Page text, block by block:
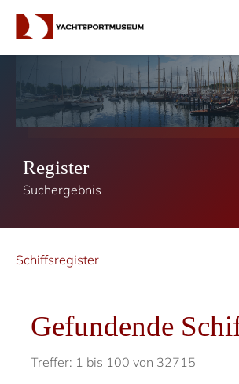
Register
Suchergebnis
Schiffsregister
Gefundende
Treffer: 1 bis 100 von 32715